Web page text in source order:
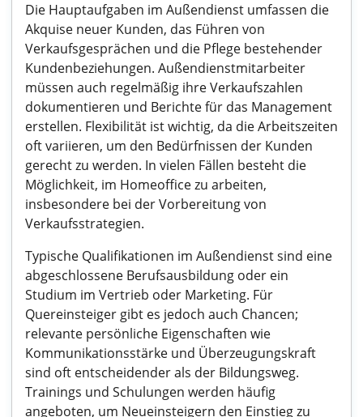
Die Hauptaufgaben im Außendienst umfassen die
Akquise neuer Kunden, das Führen von
Verkaufsgesprächen und die Pflege bestehender
Kundenbeziehungen. Außendienstmitarbeiter
müssen auch regelmäßig ihre Verkaufszahlen
dokumentieren und Berichte für das Management
erstellen. Flexibilität ist wichtig, da die Arbeitszeiten
oft variieren, um den Bedürfnissen der Kunden
gerecht zu werden. In vielen Fällen besteht die
Möglichkeit, im Homeoffice zu arbeiten,
insbesondere bei der Vorbereitung von
Verkaufsstrategien.
Typische Qualifikationen im Außendienst sind eine
abgeschlossene Berufsausbildung oder ein
Studium im Vertrieb oder Marketing. Für
Quereinsteiger gibt es jedoch auch Chancen;
relevante persönliche Eigenschaften wie
Kommunikationsstärke und Überzeugungskraft
sind oft entscheidender als der Bildungsweg.
Trainings und Schulungen werden häufig
angeboten, um Neueinsteigern den Einstieg zu